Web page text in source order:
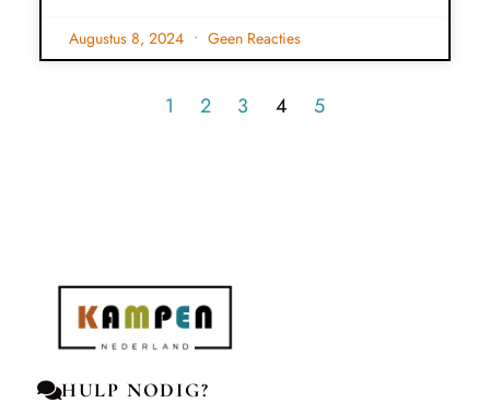
Augustus 8, 2024 Geen Reacties
1 2 3 4 5
HULP NODIG?